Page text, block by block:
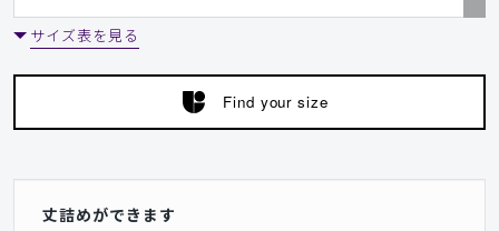
サイズ表を見る
Find your size
丈詰めができます